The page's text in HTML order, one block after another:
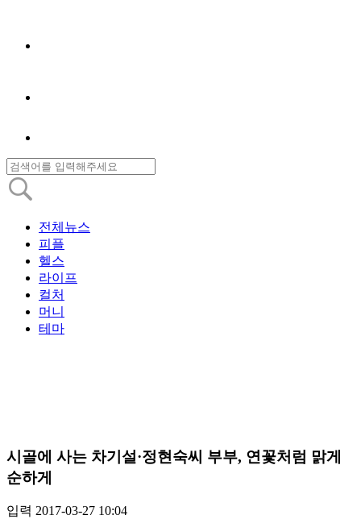
전체뉴스
피플
헬스
라이프
컬처
머니
테마
시골에 사는 차기설·정현숙씨 부부, 연꽃처럼 맑게
순하게
입력 2017-03-27 10:04